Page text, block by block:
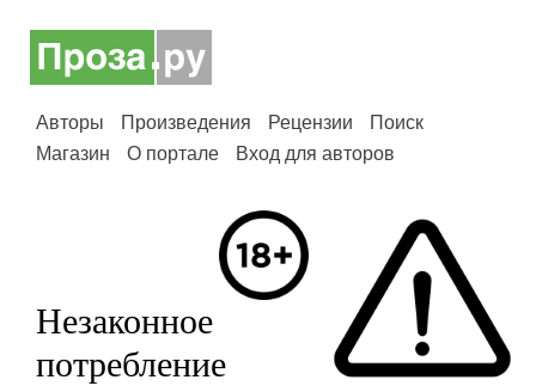
Авторы Произведения Рецензии
Поиск
Магазин
О портале Вход для авторов
Незаконное
потребление